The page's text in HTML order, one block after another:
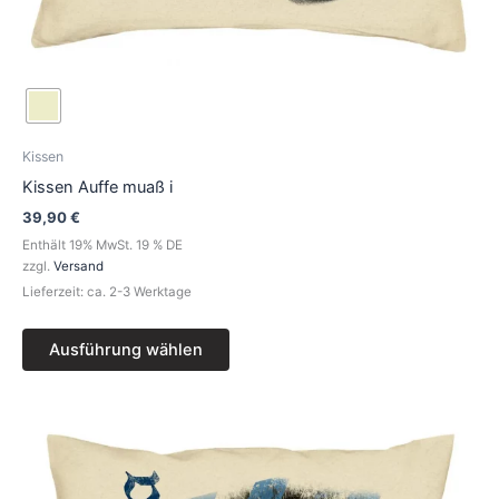
Kissen
Kissen Auffe muaß i
39,90€
Enthält 19% MwSt. 19 % DE
zzgl. Versand
Lieferzeit: ca. 2-3 Werktage
Ausführung wählen
Produkt
weist